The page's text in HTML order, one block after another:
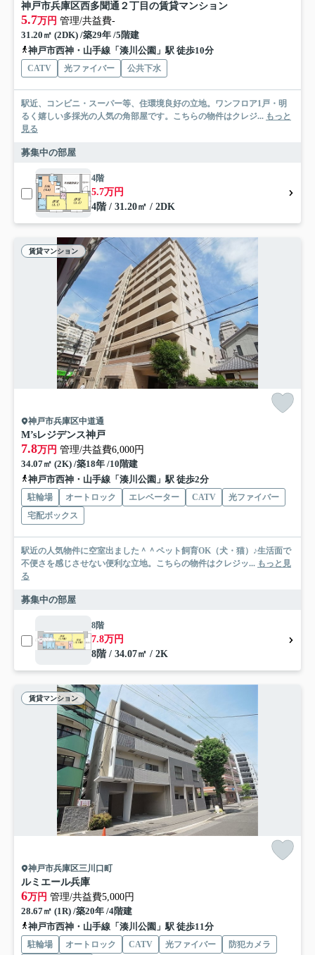
神戸市兵庫区西多聞通２丁目の賃貸マンション
5.7万円 管理/共益費-
31.20㎡ (2DK) /築29年 /5階建
神戸市西神・山手線「湊川公園」駅 徒歩10分
CATV 光ファイバー 公共下水
駅近、コンビニ・スーパー等、住環境良好の立地。ワンフロア1戸・明
るく嬉しい多採光の人気の角部屋です。こちらの物件はクレジ... もっと
見る
募集中の部屋
4階
5.7万円
4階 / 31.20㎡ / 2DK
賃貸マンション
神戸市兵庫区中道通
M’sレジデンス神戸
7.8万円 管理/共益費6,000円
34.07㎡ (2K) /築18年 /10階建
神戸市西神・山手線「湊川公園」駅 徒歩2分
駐輪場 オートロック エレベーター CATV
光ファイバー
宅配ボックス
駅近の人気物件に空室出ました＾＾ペット飼育OK（犬・猫）♪生活面で
不便さを感じさせない便利な立地。こちらの物件はクレジッ... もっと見
る
募集中の部屋
8階
7.8万円
8階 / 34.07㎡ / 2K
賃貸マンション
神戸市兵庫区三川口町
ルミエール兵庫
6万円 管理/共益費5,000円
28.67㎡ (1R) /築20年 /4階建
神戸市西神・山手線「湊川公園」駅 徒歩11分
駐輪場 オートロック CATV 光ファイバー 防犯カメラ